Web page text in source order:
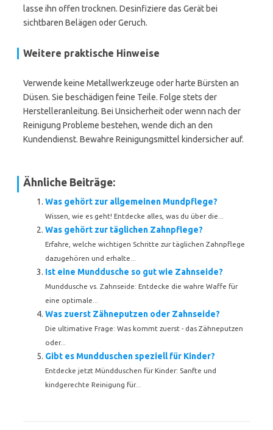
lasse ihn offen trocknen. Desinfiziere das Gerät bei
sichtbaren Belägen oder Geruch.
Weitere praktische Hinweise
Verwende keine Metallwerkzeuge oder harte Bürsten an
Düsen. Sie beschädigen feine Teile. Folge stets der
Herstelleranleitung. Bei Unsicherheit oder wenn nach der
Reinigung Probleme bestehen, wende dich an den
Kundendienst. Bewahre Reinigungsmittel kindersicher auf.
Ähnliche Beiträge:
Was gehört zur allgemeinen Mundpflege?
Wissen, wie es geht! Entdecke alles, was du über die...
Was gehört zur täglichen Zahnpflege?
Erfahre, welche wichtigen Schritte zur täglichen Zahnpflege
dazugehören und erhalte...
Ist eine Munddusche so gut wie Zahnseide?
Munddusche vs. Zahnseide: Entdecke die wahre Waffe für
eine optimale...
Was zuerst Zähneputzen oder Zahnseide?
Die ultimative Frage: Was kommt zuerst - das Zähneputzen
oder...
Gibt es Mundduschen speziell für Kinder?
Entdecke jetzt Mündduschen für Kinder: Sanfte und
kindgerechte Reinigung für...